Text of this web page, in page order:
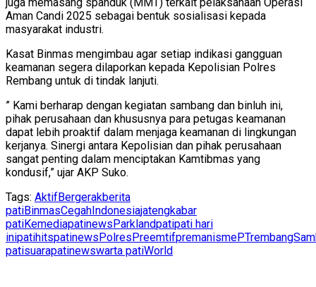
juga memasang spanduk (MMT) terkait pelaksanaan Operasi
Aman Candi 2025 sebagai bentuk sosialisasi kepada
masyarakat industri.
Kasat Binmas mengimbau agar setiap indikasi gangguan
keamanan segera dilaporkan kepada Kepolisian Polres
Rembang untuk di tindak lanjuti.
” Kami berharap dengan kegiatan sambang dan binluh ini,
pihak perusahaan dan khususnya para petugas keamanan
dapat lebih proaktif dalam menjaga keamanan di lingkungan
kerjanya. Sinergi antara Kepolisian dan pihak perusahaan
sangat penting dalam menciptakan Kamtibmas yang
kondusif,” ujar AKP Suko.
Tags: Aktif Bergerakberita
patiBinmasCegah Indonesiajatengkabar
patiKemediapatinews Parklandpatipati hari
inipatihitspatinews Polres PreemtifpremanismePTrembang
patisuarapatinewswarta patiWorld